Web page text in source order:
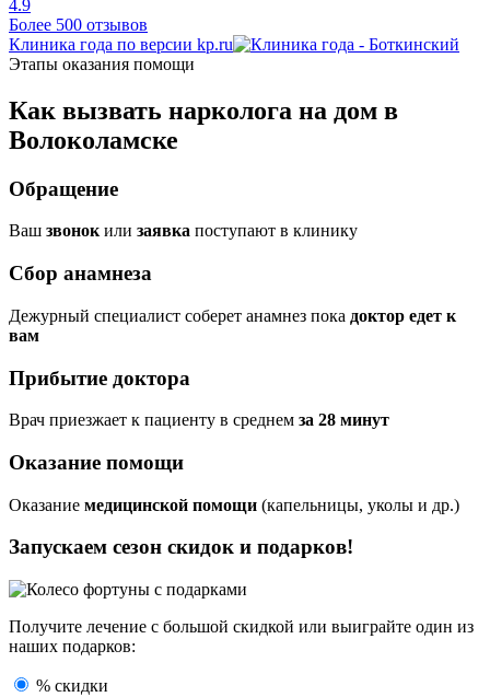
4.9
Более 500 отзывов
Клиника года по версии kp.ru
Этапы оказания помощи
Как вызвать нарколога на дом в
Волоколамске
Обращение
Ваш звонокили заявка поступают в клинику
Сбор анамнеза
Дежурный специалист соберет анамнез пока доктор едет к
вам
Прибытие доктора
Врач приезжает к пациенту в среднем за 28 минут
Оказание помощи
Оказание медицинской помощи (капельницы, уколы и др.)
Запускаем сезон скидок и подарков!
Получите лечение с большой скидкой или выиграйте один из
наших подарков:
% скидки